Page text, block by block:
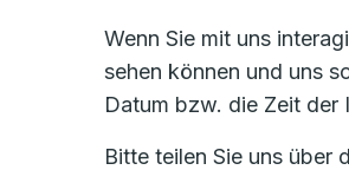
Wenn Sie mit uns
sehen können und uns
Datum bzw. die Zeit der
Bitte teilen Sie uns über